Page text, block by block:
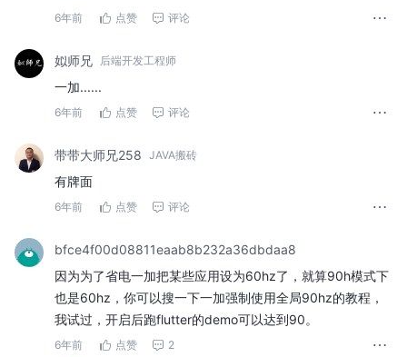
6年前 点赞 评论
姒师兄 后端开发工程师
一加......
6年前 点赞 评论
带带大师兄258 JAVA搬砖
有牌面
6年前 点赞 评论
bfce4f00d08811eaab8b232a36dbdaa8
因为为了省电一加把某些应用设为60hz了，就算90h模式下
也是60hz，你可以搜一下一加强制使用全局90hz的教程，
我试过，开启后跑flutter的demo可以达到90。
6年前 点赞 2